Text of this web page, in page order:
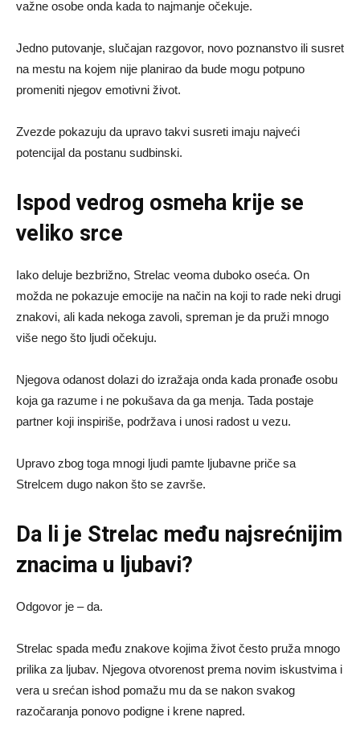
važne osobe onda kada to najmanje očekuje.
Jedno putovanje, slučajan razgovor, novo poznanstvo ili susret
na mestu na kojem nije planirao da bude mogu potpuno
promeniti njegov emotivni život.
Zvezde pokazuju da upravo takvi susreti imaju najveći
potencijal da postanu sudbinski.
Ispod vedrog osmeha krije se
veliko srce
Iako deluje bezbrižno, Strelac veoma duboko oseća. On
možda ne pokazuje emocije na način na koji to rade neki drugi
znakovi, ali kada nekoga zavoli, spreman je da pruži mnogo
više nego što ljudi očekuju.
Njegova odanost dolazi do izražaja onda kada pronađe osobu
koja ga razume i ne pokušava da ga menja. Tada postaje
partner koji inspiriše, podržava i unosi radost u vezu.
Upravo zbog toga mnogi ljudi pamte ljubavne priče sa
Strelcem dugo nakon što se završe.
Da li je Strelac među najsrećnijim
znacima u ljubavi?
Odgovor je – da.
Strelac spada među znakove kojima život često pruža mnogo
prilika za ljubav. Njegova otvorenost prema novim iskustvima i
vera u srećan ishod pomažu mu da se nakon svakog
razočaranja ponovo podigne i krene napred.